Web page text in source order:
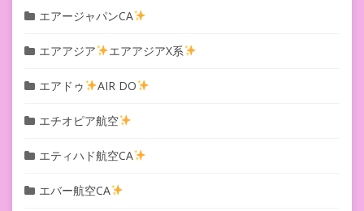
エアージャパンCA
エアアジア エアアジアX系
エアドゥ AIR DO
エチオピア航空
エティハド航空CA
エバー航空CA